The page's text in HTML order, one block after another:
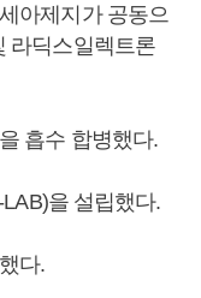
아제지가 공동으
라딕스일렉트론
흡수 합병했다.
을 설립했다.
다.